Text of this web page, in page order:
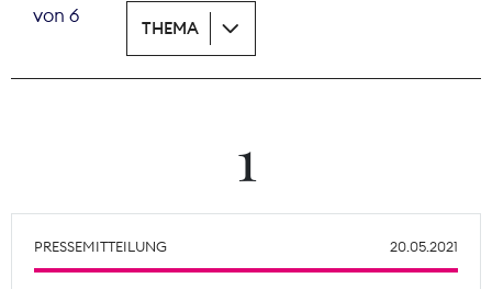
Wächterpreis
von 6
THEMA
1
PRESSEMITTEILUNG 20.05.2021